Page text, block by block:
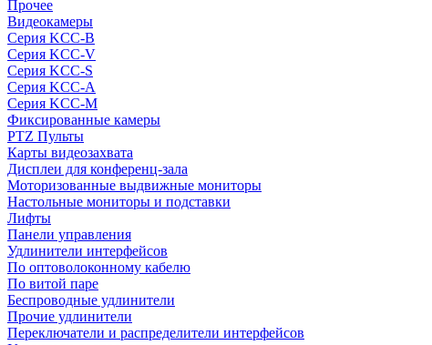
Прочее
Видеокамеры
Серия KCC-B
Серия KCC-V
Серия KCC-S
Серия KCC-A
Серия KCC-M
Фиксированные камеры
PTZ Пульты
Карты видеозахвата
Дисплеи для конференц-зала
Моторизованные выдвижные мониторы
Настольные мониторы и подставки
Лифты
Панели управления
Удлинители интерфейсов
По оптоволоконному кабелю
По витой паре
Беспроводные удлинители
Прочие удлинители
Переключатели и распределители интерфейсов